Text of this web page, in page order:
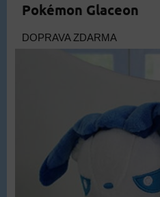
Pokémon Glaceon
DOPRAVA ZDARMA